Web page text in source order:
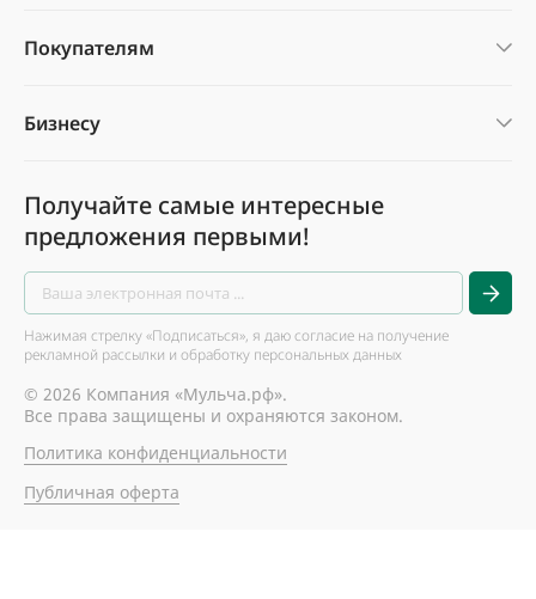
Покупателям
Бизнесу
Получайте самые интересные
предложения первыми!
Нажимая стрелку «Подписаться», я даю согласие на получение
рекламной рассылки и обработку персональных данных
© 2026 Компания «Мульча.рф».
Все права защищены и охраняются законом.
Политика конфиденциальности
Публичная оферта